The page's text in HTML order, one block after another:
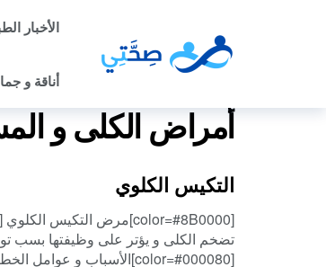
الأخبار
أناقة و
أمراض الكلى و
التكيس الكلوي
تضخم الكلى و يؤتر على وظيفتها بسب